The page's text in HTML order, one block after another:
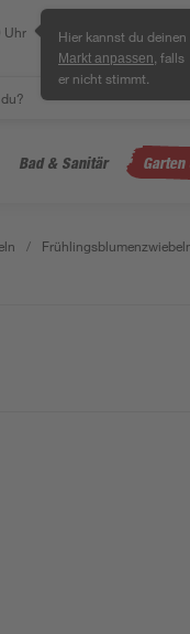
Uhr Hier kannst du deinen
Markt anpassen , falls
er nicht stimmt.
Bad & Sanitär
/